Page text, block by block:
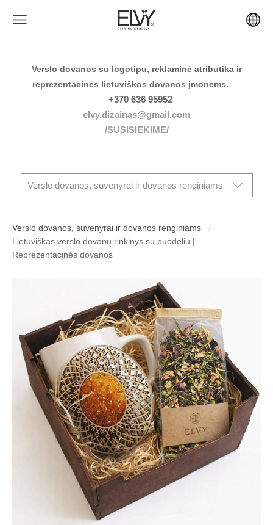
Verslo dovanos su logotipu, reklaminė atributika ir
reprezentacinės lietuviškos dovanos įmonėms.
+370 636 95952
elvy.dizainas@gmail.com
/SUSISIEKIME/
Verslo dovanos, suvenyrai ir dovanos renginiams
Verslo dovanos, suvenyrai ir dovanos renginiams
Lietuviškas verslo dovanų rinkinys su puodeliu |
Reprezentacinės dovanos